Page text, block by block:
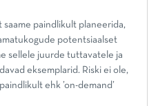
paindlikult planeerida,
potentsiaalset
sellele juurde tuttavatele ja
eksemplarid. Riski ei ole,
ehk ’on-demand’